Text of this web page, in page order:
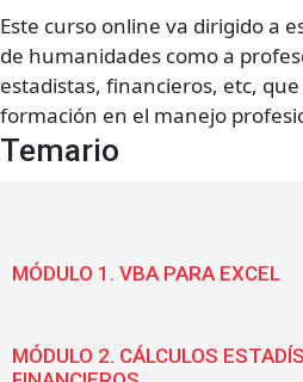
Este curso online va dirigido a
de humanidades como a
estadistas, financieros, etc,
formación en el manejo
Temario
MÓDULO 1. VBA PARA EXCEL
MÓDULO 2. CÁLCULOS